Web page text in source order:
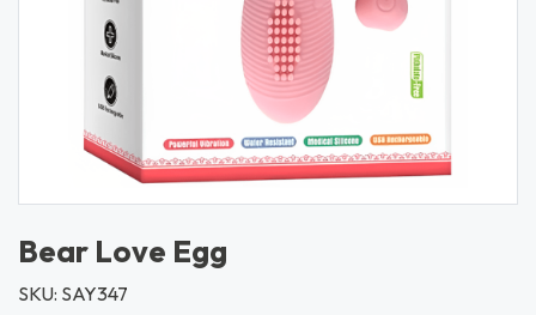
Bear Love Egg
SKU: SAY347